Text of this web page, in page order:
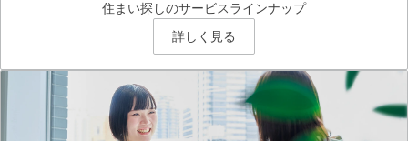
住まい探しのサービスラインナップ
詳しく見る